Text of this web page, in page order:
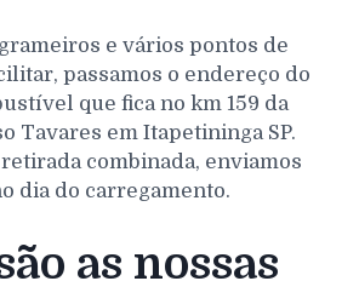
e vários pontos de
passamos o endereço do
que fica no km 159 da
Tavares em Itapetininga SP.
retirada combinada, enviamos
dia do carregamento.
as nossas